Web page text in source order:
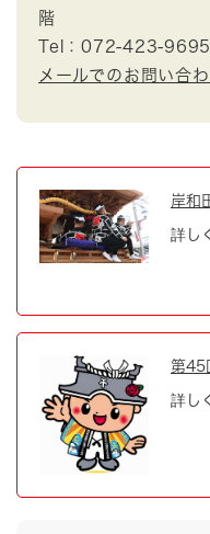
階
Tel：072-423-9695
メールでのお問い合
岸和
詳し
第45
詳し